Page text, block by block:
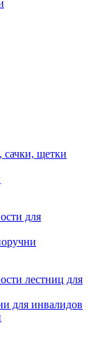
щетки
для
лестниц для
для инвалидов